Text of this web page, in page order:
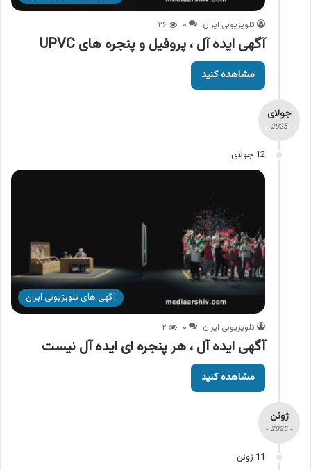
تلویزیونی ایران ۰ ۲۶
آگهی ایده آل ، پروفیل و پنجره های UPVC
مشاهده کنید
جولای
- 2025 -
12 جولای
آگهی های تلویزیونی ایران
تلویزیونی ایران ۰ ۲
آگهی ایده آل ، هر پنجره ای ایده آل نیست
مشاهده کنید
ژوئن
- 2025 -
11 ژوئن